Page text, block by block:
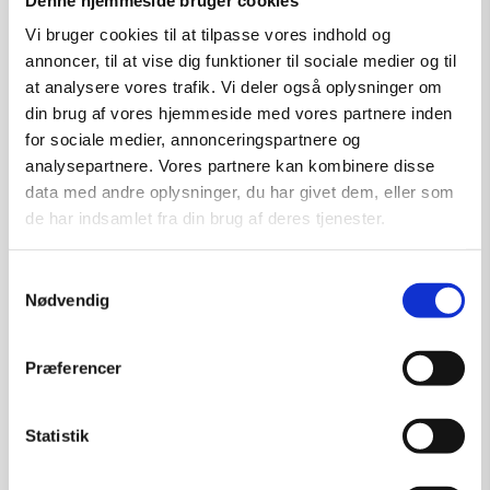
Vi bruger cookies til at tilpasse vores indhold og
annoncer, til at vise dig funktioner til sociale medier og til
at analysere vores trafik. Vi deler også oplysninger om
din brug af vores hjemmeside med vores partnere inden
for sociale medier, annonceringspartnere og
analysepartnere. Vores partnere kan kombinere disse
data med andre oplysninger, du har givet dem, eller som
de har indsamlet fra din brug af deres tjenester.
Nødvendig
Præferencer
Statistik
Tilføj til kurv